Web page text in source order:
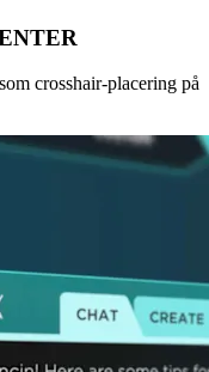
crosshair-placering på